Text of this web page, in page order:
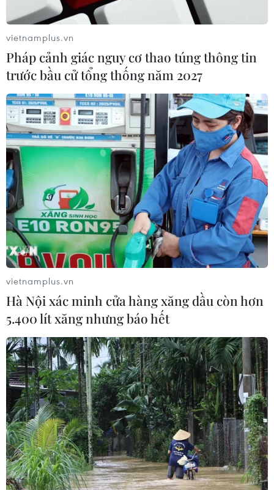
Thêm dư địa dòng tiền cho doanh
nghiệp nhỏ và vừa từ chính sách
thuế
09/08/2026 14:15
Những giấc mơ bay cất cánh từ
Vietjet
09/08/2026 09:11
vietnamplus.vn
Pháp cảnh giác nguy cơ thao túng thông tin
trước bầu cử tổng thống năm 2027
vietnamplus.vn
Hà Nội xác minh cửa hàng xăng dầu còn hơn
5.400 lít xăng nhưng báo hết